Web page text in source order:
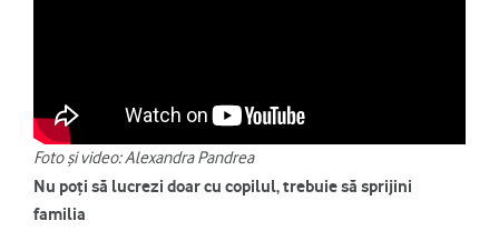
Foto și video: Alexandra Pandrea
Nu poți să lucrezi doar cu copilul, trebuie să sprijini
familia